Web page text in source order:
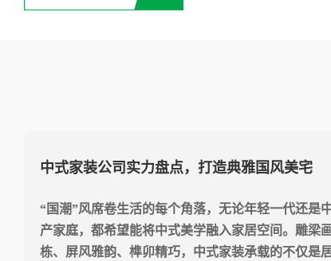
家里千万别浪费这6个收纳地，中小户型收纳
不管你家里房子有多大，都要做好储物收纳，尤其
对中小户型来说更是刚需，是必须要做好的规划。